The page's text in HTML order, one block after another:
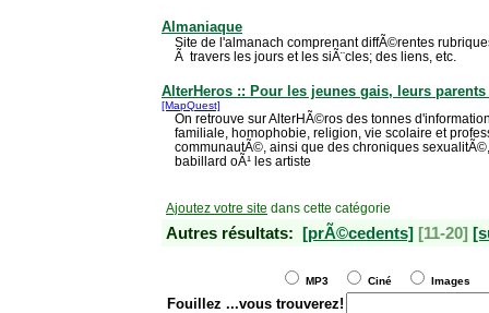
Almaniaque
Site de l'almanach comprenant diffÃ©rentes
Ã travers les jours et les siÃ¨cles; des liens, etc.
AlterHeros :: Pour les jeunes gais, leurs
[MapQuest]
On retrouve sur AlterHÃ©ros des tonnes
familiale, homophobie, religion, vie scolaire et
communautÃ©, ainsi que des chroniques
babillard oÃ¹ les artiste
Ajoutez votre site dans cette catégorie
Autres résultats: [prÃ©cedents] [11-20]
MP3 Ciné Images
Fouillez ...vous trouverez!